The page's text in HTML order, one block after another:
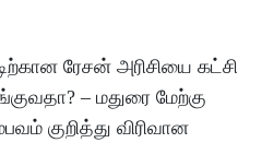
ரேசன் அரிசியை கட்சி
– மதுரை மேற்கு
குறித்து விரிவான